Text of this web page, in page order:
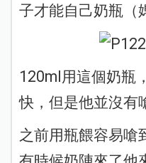
子才能自己奶瓶（
120ml用這個奶瓶
快，但是他並沒有
之前用瓶餵容易嗆